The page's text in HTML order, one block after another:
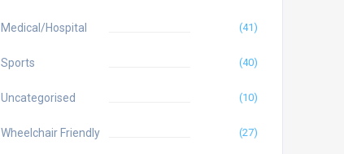
Medical/Hospital (41)
Sports (40)
Uncategorised (10)
Wheelchair Friendly (27)